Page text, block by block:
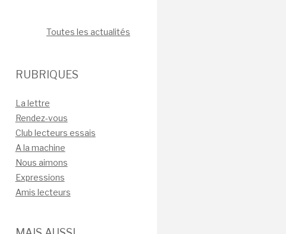
Toutes les actualités
RUBRIQUES
La lettre
Rendez-vous
Club lecteurs essais
A la machine
Nous aimons
Expressions
Amis lecteurs